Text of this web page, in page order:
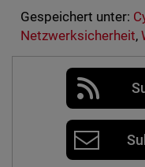
Gespeichert unter:
Netzwerksicherheit,